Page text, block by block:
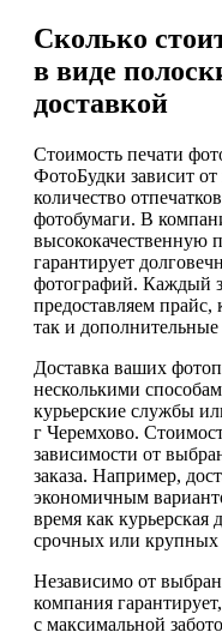
Сколько
в виде
доставкой
Стоимость печати
ФотоБудки зависит
количество
фотобумаги. В
высококачественную
гарантирует
фотографий. Каждый
предоставляем
так и
Доставка ваших
несколькими
курьерские службы
г Черемхово.
зависимости от
заказа. Например,
экономичным
время как курьерская
срочных или крупных
Независимо от
компания
с максимальной